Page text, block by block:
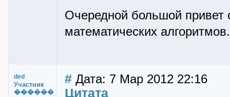
Очередной большой привет
математических алгоритмов.
ded
Участник
������
# Дата: 7 Мар 2012 22:16
Цитата